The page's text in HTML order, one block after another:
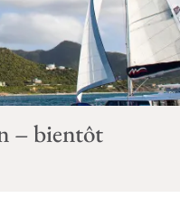
– bientôt